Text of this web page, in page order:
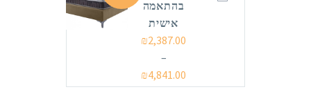
בהתאמה
אישית
₪2,387.00
–
₪4,841.00